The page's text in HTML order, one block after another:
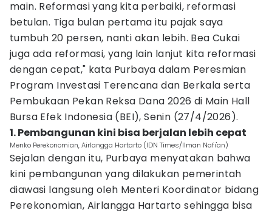
main. Reformasi yang kita perbaiki, reformasi
betulan. Tiga bulan pertama itu pajak saya
tumbuh 20 persen, nanti akan lebih. Bea Cukai
juga ada reformasi, yang lain lanjut kita reformasi
dengan cepat," kata Purbaya dalam Peresmian
Program Investasi Terencana dan Berkala serta
Pembukaan Pekan Reksa Dana 2026 di Main Hall
Bursa Efek Indonesia (BEI), Senin (27/4/2026).
1. Pembangunan kini bisa berjalan lebih cepat
Menko Perekonomian, Airlangga Hartarto (IDN Times/Ilman Nafi'an)
Sejalan dengan itu, Purbaya menyatakan bahwa
kini pembangunan yang dilakukan pemerintah
diawasi langsung oleh Menteri Koordinator bidang
Perekonomian, Airlangga Hartarto sehingga bisa